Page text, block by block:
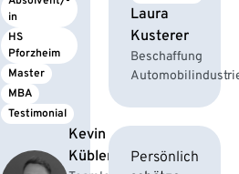
in
HS
Pforzheim
Master
MBA
Testimonial
Kevin
Kübler
Laura
Kusterer
Beschaffung
Persönlich